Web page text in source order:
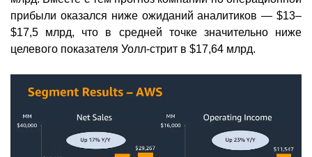
прибыли оказался ниже ожиданий аналитиков — $13–
$17,5 млрд, что в средней точке значительно ниже
целевого показателя Уолл-стрит в $17,64 млрд.